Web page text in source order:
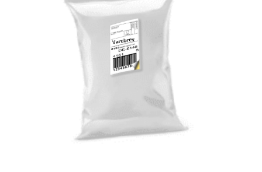
Skrivarinställningar
Tulldeklarationer